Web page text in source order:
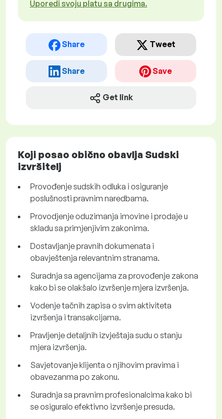
Uporedi svoju platu sa drugima.
Share Tweet
Share Save
Get link
Koji posao obično obavlja Sudski
izvršitelj
Provođenje sudskih odluka i osiguranje
poslušnosti pravnim naredbama.
Provodjenje oduzimanja imovine i prodaje u
skladu sa primjenjivim zakonima.
Dostavljanje pravnih dokumenata i
obavještenja relevantnim stranama.
Suradnja sa agencijama za provođenje zakona
kako bi se olakšalo izvršenje mjera izvršenja.
Vodenje tačnih zapisa o svim aktiviteta
izvršenja i transakcijama.
Pravljenje detaljnih izvještaja sudu o stanju
mjera izvršenja.
Savjetovanje klijenta o njihovim pravima i
obavezanma po zakonu.
Suradnja sa pravnim profesionalcima kako bi
se osiguralo efektivno izvršenje presuda.